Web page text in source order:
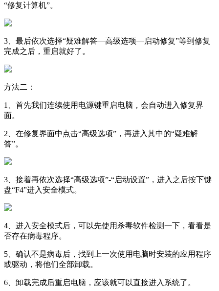
“修复计算机”。
3、最后依次选择“疑难解答—高级选项—启动修复”等到修复
完成之后，重启就好了。
方法二：
1、首先我们连续使用电源键重启电脑，会自动进入修复界
面。
2、在修复界面中点击“高级选项”，再进入其中的“疑难解
答”。
3、接着再依次选择“高级选项”-“启动设置”，进入之后按下键
盘“F4”进入安全模式。
4、进入安全模式后，可以先使用杀毒软件检测一下，看看是
否存在病毒程序。
5、确认不是病毒后，找到上一次使用电脑时安装的应用程序
或驱动，将他们全部卸载。
6、卸载完成后重启电脑，应该就可以直接进入系统了。